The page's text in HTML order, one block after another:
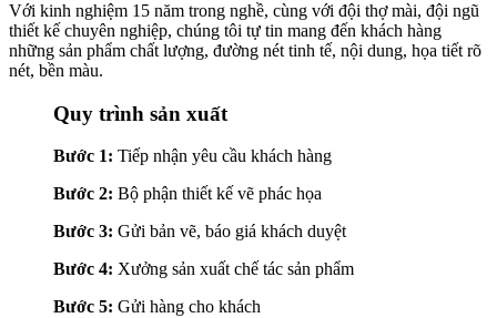
Với kinh nghiệm 15 năm trong nghề, cùng với đội thợ mài, đội ngũ
thiết kế chuyên nghiệp, chúng tôi tự tin mang đến khách hàng
những sản phẩm chất lượng, đường nét tinh tế, nội dung, họa tiết rõ
nét, bền màu.
Quy trình sản xuất
Bước 1: Tiếp nhận yêu cầu khách hàng
Bước 2: Bộ phận thiết kế vẽ phác họa
Bước 3: Gửi bản vẽ, báo giá khách duyệt
Bước 4: Xưởng sản xuất chế tác sản phẩm
Bước 5: Gửi hàng cho khách